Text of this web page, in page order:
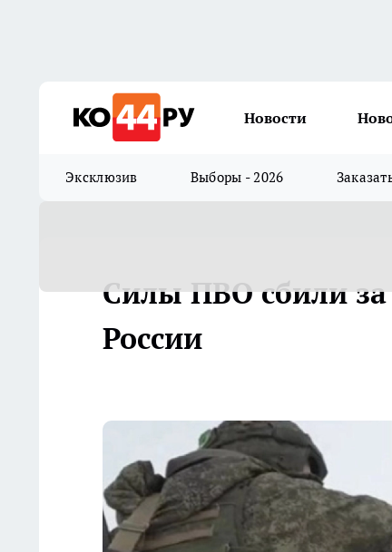
Новости
Эксклюзив Выборы - 2026
Силы ПВО сбили
России